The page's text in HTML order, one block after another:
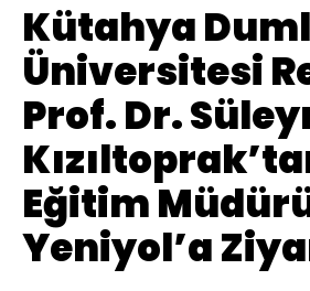
Kütahya
Üniversitesi
Prof. Dr.
Eğitim
Yeniyol’a